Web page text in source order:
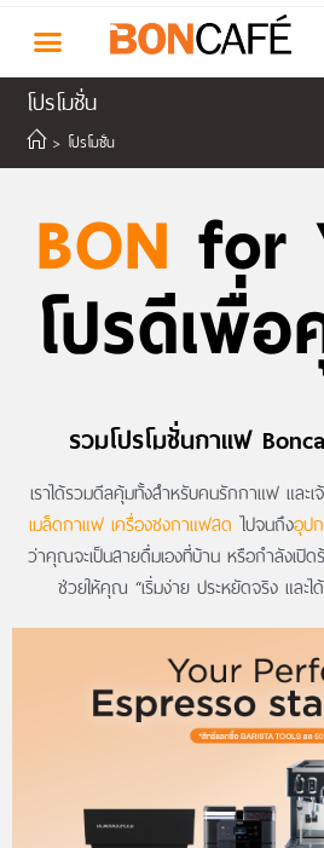
โปรโมชั่น
> โปรโมชั่น
BON for
โปรดีเพื่
รวมโปรโมชั่นกาแฟ
เราได้รวมดีลคุ้มทั้งสำหรับคนรักกาแฟ และ
เมล็ดกาแฟ เครื่องชงกาแฟสด ไปจนถึงอุป
ว่าคุณจะเป็นสายดื่มเองที่บ้าน หรือกำลังเปิด
ช่วยให้คุณ “เริ่มง่าย ประหยัดจริง และ